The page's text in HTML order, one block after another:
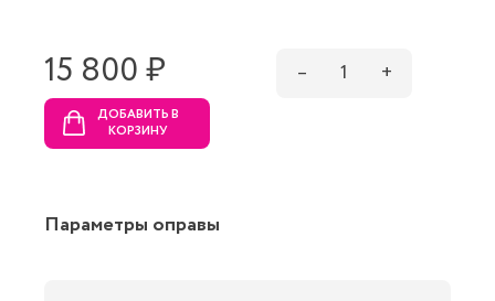
15 800 ₷ – 1 +
ДОБАВИТЬ В
КОРЗИНУ
Параметры оправы